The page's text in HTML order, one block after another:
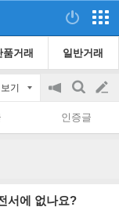
품거래 일반거래
기
공
on/off
검
색
글
쓰
인증글
서에 없나요?